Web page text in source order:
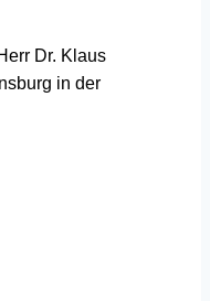
Dr. Klaus
in der